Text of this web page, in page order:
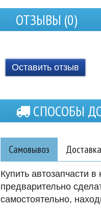
ОТЗЫВЫ (0)
Оставить отзыв
СПОСОБЫ
Самовывоз
Купить автозапчасти
предварительно
самостоятельно,